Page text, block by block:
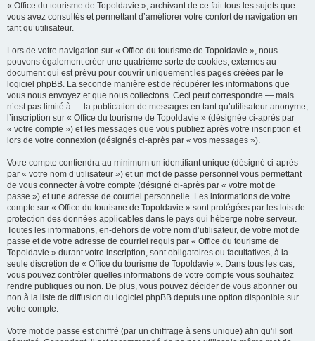
« Office du tourisme de Topoldavie », archivant de ce fait tous les sujets que
vous avez consultés et permettant d’améliorer votre confort de navigation en
tant qu’utilisateur.
Lors de votre navigation sur « Office du tourisme de Topoldavie », nous
pouvons également créer une quatrième sorte de cookies, externes au
document qui est prévu pour couvrir uniquement les pages créées par le
logiciel phpBB. La seconde manière est de récupérer les informations que
vous nous envoyez et que nous collectons. Ceci peut correspondre — mais
n’est pas limité à — la publication de messages en tant qu’utilisateur anonyme,
l’inscription sur « Office du tourisme de Topoldavie » (désignée ci-après par
« votre compte ») et les messages que vous publiez après votre inscription et
lors de votre connexion (désignés ci-après par « vos messages »).
Votre compte contiendra au minimum un identifiant unique (désigné ci-après
par « votre nom d’utilisateur ») et un mot de passe personnel vous permettant
de vous connecter à votre compte (désigné ci-après par « votre mot de
passe ») et une adresse de courriel personnelle. Les informations de votre
compte sur « Office du tourisme de Topoldavie » sont protégées par les lois de
protection des données applicables dans le pays qui héberge notre serveur.
Toutes les informations, en-dehors de votre nom d’utilisateur, de votre mot de
passe et de votre adresse de courriel requis par « Office du tourisme de
Topoldavie » durant votre inscription, sont obligatoires ou facultatives, à la
seule discrétion de « Office du tourisme de Topoldavie ». Dans tous les cas,
vous pouvez contrôler quelles informations de votre compte vous souhaitez
rendre publiques ou non. De plus, vous pouvez décider de vous abonner ou
non à la liste de diffusion du logiciel phpBB depuis une option disponible sur
votre compte.
Votre mot de passe est chiffré (par un chiffrage à sens unique) afin qu’il soit